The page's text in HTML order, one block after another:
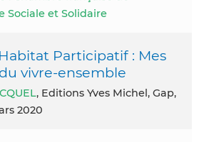
Sociale et Solidaire
Participatif : Mes
vivre-ensemble
, Editions Yves Michel, Gap,
2020